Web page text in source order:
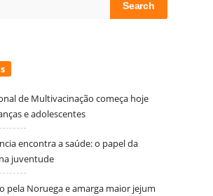
de Multivacinação começa hoje
e adolescentes
encontra a saúde: o papel da
juventude
pela Noruega e amarga maior jejum